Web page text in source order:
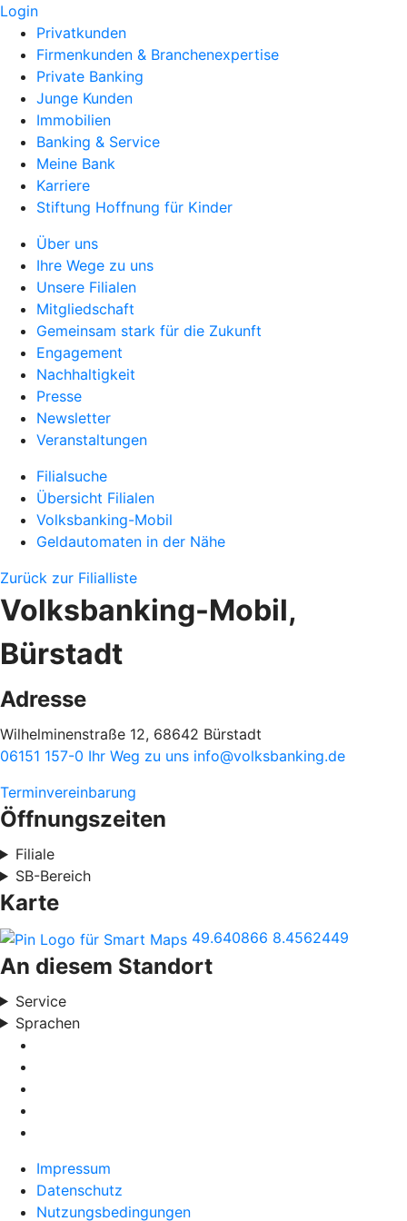
Login
Privatkunden
Firmenkunden & Branchenexpertise
Private Banking
Junge Kunden
Immobilien
Banking & Service
Meine Bank
Karriere
Stiftung Hoffnung für Kinder
Über uns
Ihre Wege zu uns
Unsere Filialen
Mitgliedschaft
Gemeinsam stark für die Zukunft
Engagement
Nachhaltigkeit
Presse
Newsletter
Veranstaltungen
Filialsuche
Übersicht Filialen
Volksbanking-Mobil
Geldautomaten in der Nähe
Zurück zur Filialliste
Volksbanking-Mobil,
Bürstadt
Adresse
Wilhelminenstraße 12, 68642 Bürstadt
06151 157-0 Ihr Weg zu uns info@volksbanking.de
Terminvereinbarung
Öffnungszeiten
Filiale
SB-Bereich
Karte
49.640866 8.4562449
An diesem Standort
Service
Sprachen
Impressum
Datenschutz
Nutzungsbedingungen